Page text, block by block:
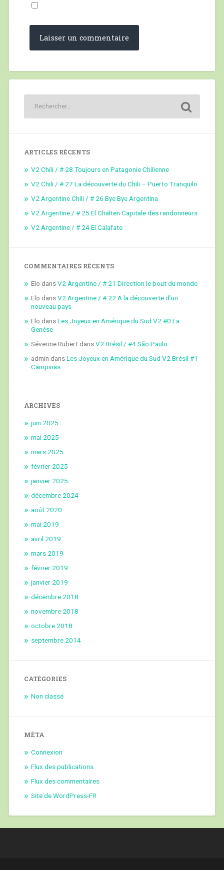
ARTICLES RÉCENTS
V2 Chili / # 28 Toujours en Patagonie Chilienne
V2 Chili / # 27 La découverte du Chili – Puerto Tranquilo
V2 Argentine Chili / # 26 Bye Bye Argentina
V2 Argentine / # 25 El Chalten Capitale des randonneurs
V2 Argentine / # 24 El Calafate
COMMENTAIRES RÉCENTS
Elo dansV2 Argentine / # 21 Direction le bout du monde
Elo dansV2 Argentine / # 22 A la découverte d’un
nouveau pays
Elo dansLes Joyeux en Amérique du Sud V2 #0 La
Genèse
Séverine RubertdansV2 Brésil / #4 São Paulo
admin dansLes Joyeux en Amérique du Sud V2 Brésil #1
Campinas
ARCHIVES
juin 2025
mai 2025
mars 2025
février 2025
janvier 2025
décembre 2024
août 2020
mai 2019
avril 2019
mars 2019
février 2019
janvier 2019
décembre 2018
novembre 2018
octobre 2018
septembre 2014
CATÉGORIES
Non classé
MÉTA
Connexion
Flux des publications
Flux des commentaires
Site de WordPress-FR